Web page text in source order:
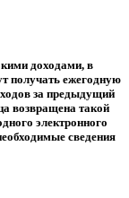
доходами, в
получать ежегодную
за предыдущий
возвращена такой
электронного
сведения